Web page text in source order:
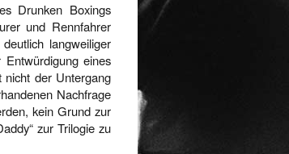
Drunken Boxings
und Rennfahrer
langweiliger
eines
nicht der Untergang
Nachfrage
kein Grund zur
zur Trilogie zu